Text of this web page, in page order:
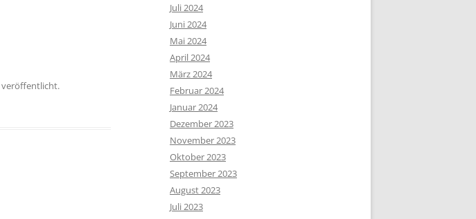
veröffentlicht.
Juli 2024
Juni 2024
Mai 2024
April 2024
März 2024
Februar 2024
Januar 2024
Dezember 2023
November 2023
Oktober 2023
September 2023
August 2023
Juli 2023